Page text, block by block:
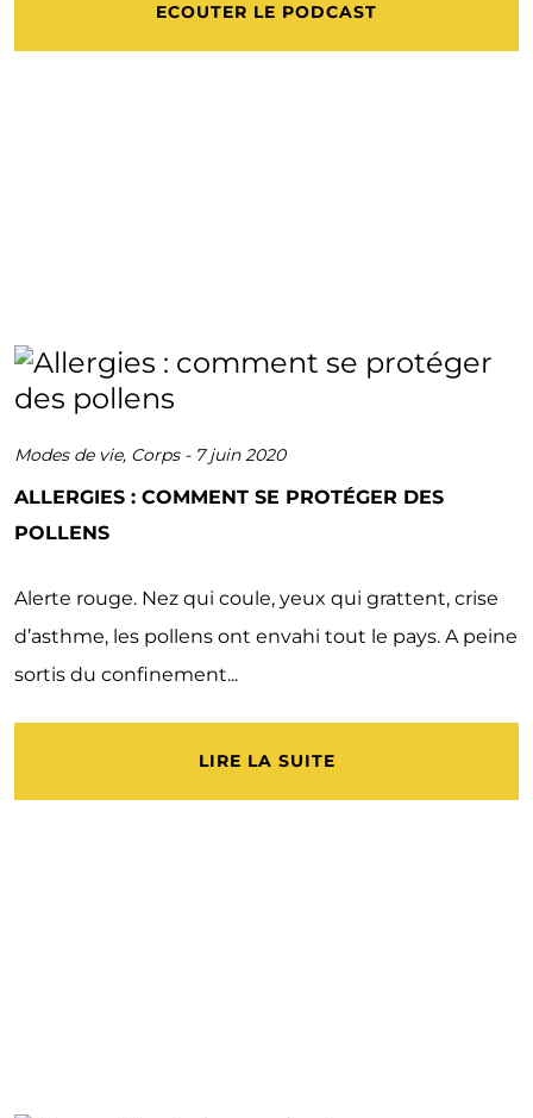
ECOUTER LE PODCAST
Modes de vie, Corps- 7 juin 2020
ALLERGIES : COMMENT SE PROTÉGER DES
POLLENS
Alerte rouge. Nez qui coule, yeux qui grattent, crise
d’asthme, les pollens ont envahi tout le pays. A peine
sortis du confinement...
LIRE LA SUITE